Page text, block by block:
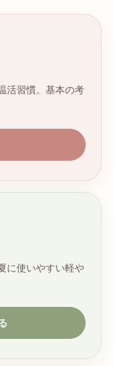
活習慣。基本の考
に使いやすい軽や